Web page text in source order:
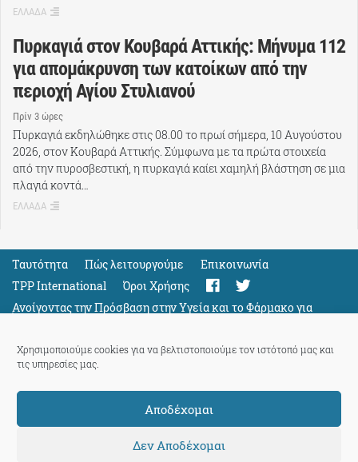
Χρησιμοποιούμε cookies για να βελτιστοποιούμε τον ιστότοπό μας και
τις υπηρεσίες μας.
Αποδέχομαι
Δεν Αποδέχομαι
ΕΛΛΑΔΑ
Πυρκαγιά στον Κουβαρά Αττικής: Μήνυμα 112
για απομάκρυνση των κατοίκων από την
περιοχή Αγίου Στυλιανού
Πρίν 3 ώρες
Πυρκαγιά εκδηλώθηκε στις 08.00 το πρωί σήμερα, 10 Αυγούστου
2026, στον Κουβαρά Αττικής. Σύμφωνα με τα πρώτα στοιχεία
από την πυροσβεστική, η πυρκαγιά καίει χαμηλή βλάστηση σε μια
πλαγιά κοντά…
ΕΛΛΑΔΑ
Ταυτότητα Πώς λειτουργούμε
Eπικοινωνία
TPP International
Όροι Χρήσης
Ανοίγοντας την Πρόσβαση στην Υγεία και το Φάρμακο για
Όλους
Support
ThePressProject
powered by our community members